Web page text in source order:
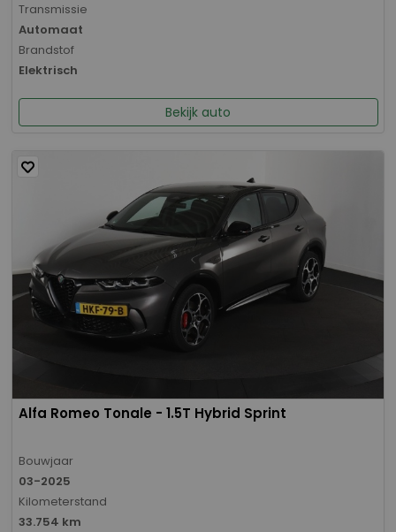
Transmissie
Automaat
Brandstof
Elektrisch
Bekijk auto
Alfa Romeo Tonale - 1.5T Hybrid Sprint
Bouwjaar
03-2025
Kilometerstand
33.754 km